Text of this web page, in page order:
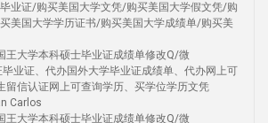
业证/购买美国大学文凭/购买美国大学假文凭/购
美国大学学历证书/购买美国大学成绩单/购买美
王大学本科硕士毕业证成绩单修改Q/微
业证、代办国外大学毕业证成绩单、代办网上可
留信认证网上可查询学历、买学位学历文凭
Carlos
王大学本科硕士毕业证成绩单修改Q/微